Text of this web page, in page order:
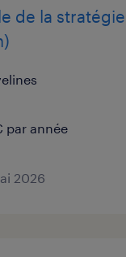
de la stratégie
par année
2026